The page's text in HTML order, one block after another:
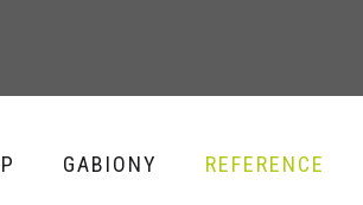
GABIONY REFERENCE